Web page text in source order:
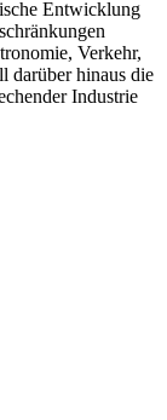
Entwicklung
schränkungen
Verkehr,
darüber hinaus die
Industrie